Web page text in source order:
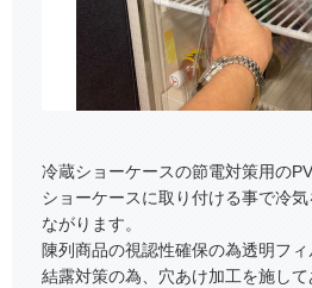
冷蔵ショーケースの節電対策用の
ショーケースに取り付ける事で冷
ながります。
陳列商品の視認性確保の為透明フィ
結露対策の為、穴あけ加工を施して